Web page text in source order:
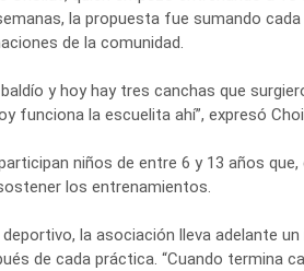
la propuesta fue sumando
de la comunidad.
y hoy hay tres canchas que
funciona la escuelita ahí”, expresó
niños de entre 6 y 13 años
los entrenamientos.
la asociación lleva adelante
de cada práctica. “Cuando termina